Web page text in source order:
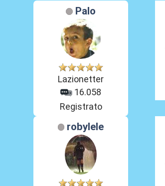
Palo
Lazionetter
16.058
Registrato
robylele